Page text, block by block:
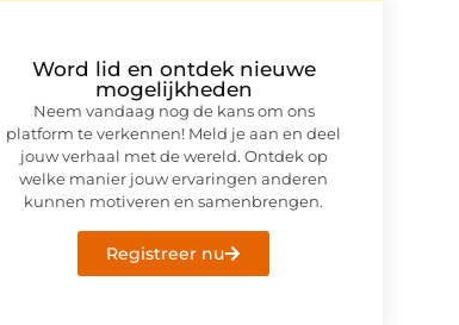
Word lid en ontdek nieuwe
mogelijkheden
Neem vandaag nog de kans om ons
platform te verkennen! Meld je aan en deel
jouw verhaal met de wereld. Ontdek op
welke manier jouw ervaringen anderen
kunnen motiveren en samenbrengen.
Registreer nu